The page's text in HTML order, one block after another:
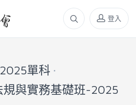
登入
2025單科
規與實務基礎班-2025